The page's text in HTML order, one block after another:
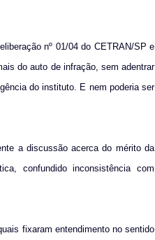
nº 01/04 do CETRAN/SP e
do auto de infração, sem adentrar
do instituto. E nem poderia ser
a discussão acerca do mérito da
confundido inconsistência com
fixaram entendimento no sentido